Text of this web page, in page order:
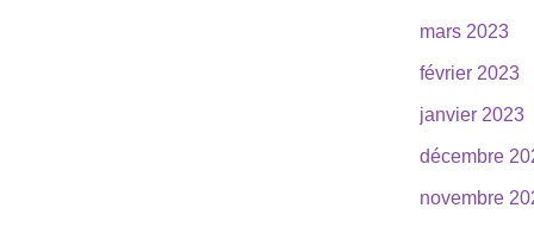
mars 2023
février 2023
janvier 2023
décembre
novembre